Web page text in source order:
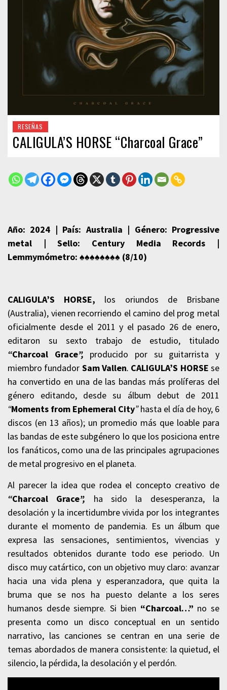
RESEÑAS
CALIGULA’S HORSE “Charcoal Grace”
Año: 2024 | País: Australia | Género: Progressive
metal | Sello: Century Media Records |
Lemmymómetro: ♠♠♠♠♠♠♠♠ (8/10)
CALIGULA’S HORSE, los oriundos de Brisbane
(Australia), vienen recorriendo el camino del prog metal
oficialmente desde el 2011 y el pasado 26 de enero,
editaron su sexto trabajo de estudio, titulado
“Charcoal Grace”, producido por su guitarrista y
miembro fundador Sam Vallen. CALIGULA’S HORSEse
ha convertido en una de las bandas más prolíferas del
género editando, desde su álbum debut de 2011
“Moments from Ephemeral City”hasta el día de hoy, 6
discos (en 13 años); un promedio más que loable para
las bandas de este subgénero lo que los posiciona entre
los fanáticos, como una de las principales agrupaciones
de metal progresivo en el planeta.
Al parecer la idea que rodea el concepto creativo de
“Charcoal Grace”, ha sido la desesperanza, la
desolación y la incertidumbre vivida por los integrantes
durante el momento de pandemia. Es un álbum que
expresa las sensaciones, sentimientos, vivencias y
resultados obtenidos durante todo ese periodo. Un
disco muy catártico, con un objetivo muy claro: avanzar
hacia una vida plena y esperanzadora, que quita la
bruma que se nos ha puesto delante a los seres
humanos desde siempre. Si bien “Charcoal…” no se
presenta como un disco conceptual en un sentido
narrativo, las canciones se centran en una serie de
temas abordados de manera consistente: la quietud, el
silencio, la pérdida, la desolación y el perdón.